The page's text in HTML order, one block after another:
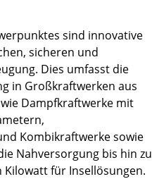
sind innovative
sicheren und
Dies umfasst die
in Großkraftwerken aus
Dampfkraftwerke mit
Kombikraftwerke sowie
Nahversorgung bis hin zu
Kilowatt für Insellösungen.